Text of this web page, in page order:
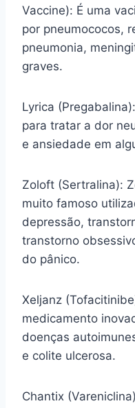
Vaccine): É uma
por pneumococos,
pneumonia,
graves.
Lyrica
para tratar a dor
e ansiedade em
Zoloft (Sertralina):
muito famoso
depressão,
transtorno
do pânico.
Xeljanz
medicamento
doenças
e colite ulcerosa.
Chantix